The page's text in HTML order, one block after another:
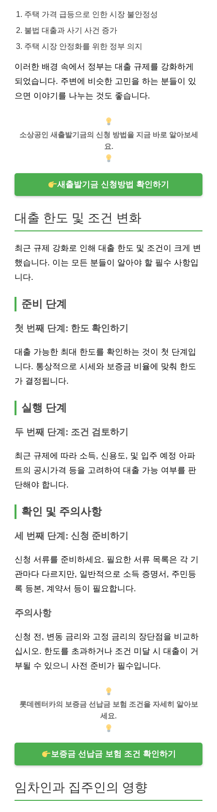
주택 가격 급등으로 인한 시장 불안정성
불법 대출과 사기 사건 증가
주택 시장 안정화를 위한 정부 의지
이러한 배경 속에서 정부는 대출 규제를 강화하게
되었습니다. 주변에 비슷한 고민을 하는 분들이 있
으면 이야기를 나누는 것도 좋습니다.
소상공인 새출발기금의 신청 방법을 지금 바로 알아보세
요.
새출발기금 신청방법 확인하기
대출 한도 및 조건 변화
최근 규제 강화로 인해 대출 한도 및 조건이 크게 변
했습니다. 이는 모든 분들이 알아야 할 필수 사항입
니다.
준비 단계
첫 번째 단계: 한도 확인하기
대출 가능한 최대 한도를 확인하는 것이 첫 단계입
니다. 통상적으로 시세와 보증금 비율에 맞춰 한도
가 결정됩니다.
실행 단계
두 번째 단계: 조건 검토하기
최근 규제에 따라 소득, 신용도, 및 입주 예정 아파
트의 공시가격 등을 고려하여 대출 가능 여부를 판
단해야 합니다.
확인 및 주의사항
세 번째 단계: 신청 준비하기
신청 서류를 준비하세요. 필요한 서류 목록은 각 기
관마다 다르지만, 일반적으로 소득 증명서, 주민등
록 등본, 계약서 등이 필요합니다.
주의사항
신청 전, 변동 금리와 고정 금리의 장단점을 비교하
십시오. 한도를 초과하거나 조건 미달 시 대출이 거
부될 수 있으니 사전 준비가 필수입니다.
롯데렌터카의 보증금 선납금 보험 조건을 자세히 알아보
세요.
보증금 선납금 보험 조건 확인하기
임차인과 집주인의 영향